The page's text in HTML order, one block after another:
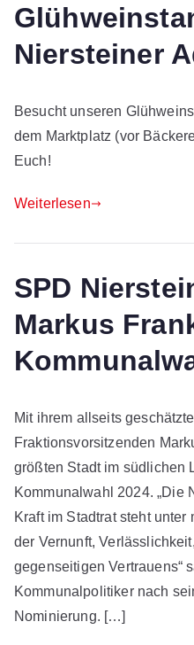
Niersteiner
Besucht unseren
dem Marktplatz (vor
Euch!
Weiterlesen
SPD
Markus
Mit ihrem allseits
Fraktionsvorsitzenden
größten Stadt im südlichen
Kommunalwahl 2024. „Die
Kraft im Stadtrat steht
der Vernunft,
gegenseitigen Vertrauens“
Kommunalpolitiker nach
Nominierung. […]